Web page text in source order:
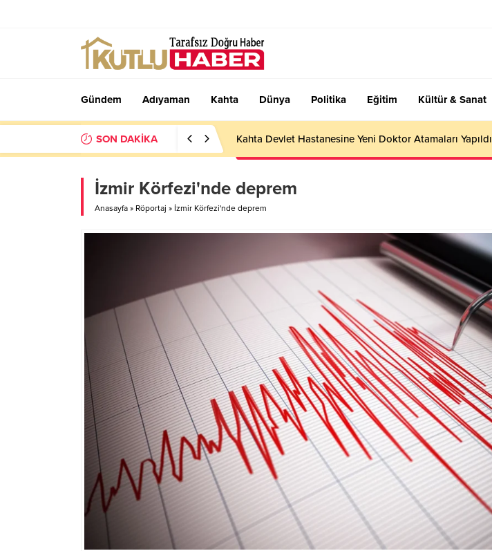
Gündem Adıyaman Kahta Dünya Politika Eğitim Kültür & Sanat
SON DAKİKA Kahta Devlet Hastanesine Yeni Doktor Atamaları Yapıldı
İzmir Körfezi'nde deprem
Anasayfa » Röportaj » İzmir Körfezi'nde deprem